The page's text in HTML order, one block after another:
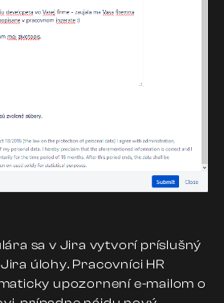
sa v Jira vytvorí príslušný
úlohy. Pracovníci HR
upozornení e-mailom o